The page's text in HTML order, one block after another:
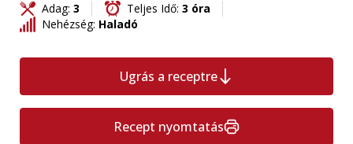
Adag: 3 Teljes Idő: 3 óra
Nehézség: Haladó
Ugrás a receptre
Recept nyomtatás